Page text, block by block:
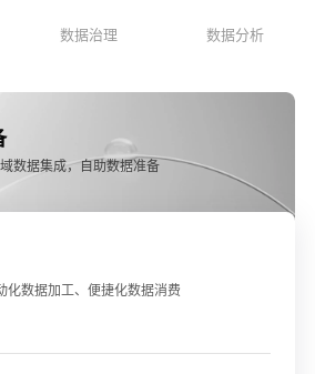
数据集成，自助数据准备
化数据加工、便捷化数据消费
数据治理 数据分析